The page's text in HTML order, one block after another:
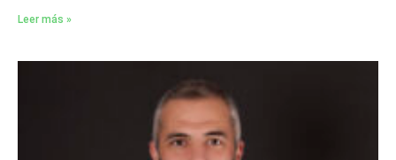
Leer más »